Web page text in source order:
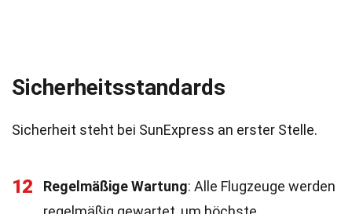
Sicherheitsstandards
Sicherheit steht bei SunExpress an erster Stelle.
12 Regelmäßige Wartung: Alle Flugzeuge werden